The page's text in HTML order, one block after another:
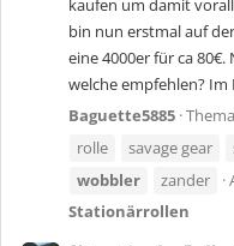
kaufen um damit
bin nun erstmal auf
eine 4000er für ca
welche empfehlen? Im
Baguette5885 Thema
rolle
savage gear
wobbler
zander
Stationärrollen